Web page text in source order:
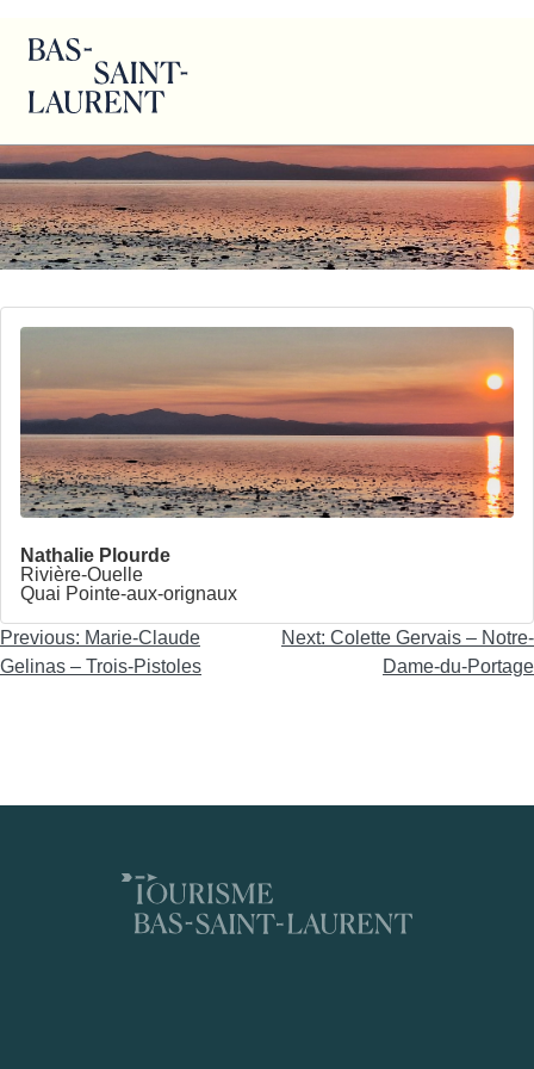
Nathalie Plourde – Rivière-Ouelle
Nathalie Plourde
Rivière-Ouelle
Quai Pointe-aux-orignaux
Navigation
de
Previous: Marie-Claude
Gelinas – Trois-Pistoles
Next: Colette Gervais – Notre-
Dame-du-Portage